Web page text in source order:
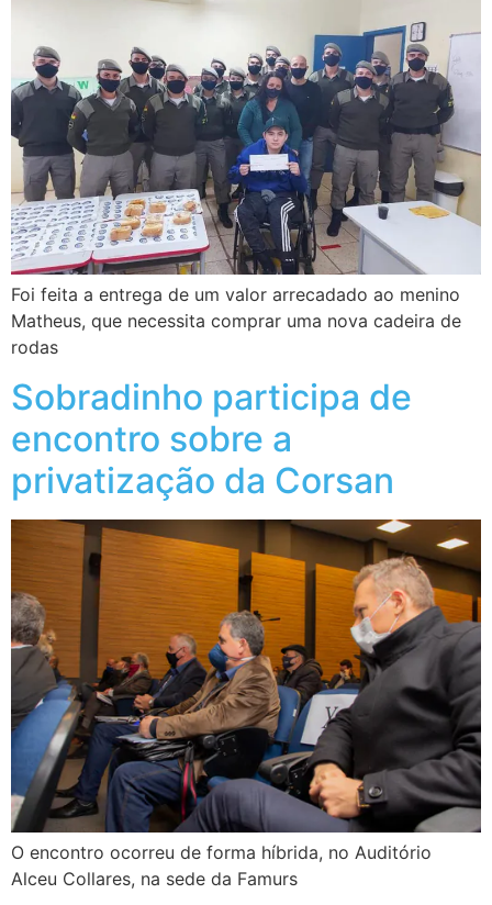
Foi feita a entrega de um valor arrecadado ao menino
Matheus, que necessita comprar uma nova cadeira de
rodas
Sobradinho participa de
encontro sobre a
privatização da Corsan
O encontro ocorreu de forma híbrida, no Auditório
Alceu Collares, na sede da Famurs